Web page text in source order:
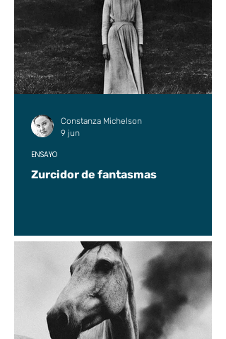
Zurcidor de fantasmas
ENSAYO
Constanza Michelson
9 jun